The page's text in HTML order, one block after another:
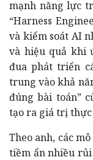
mạnh năng lực
“Harness
và kiểm soát AI
và hiệu quả khi
đua phát triển
trung vào khả
đúng bài toán”
tạo ra giá trị
Theo anh, các
tiềm ẩn nhiều